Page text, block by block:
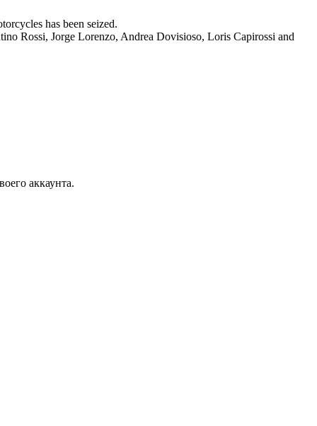
has been seized.
Rossi, Jorge Lorenzo, Andrea Dovisioso, Loris Capirossi and
аккаунта.